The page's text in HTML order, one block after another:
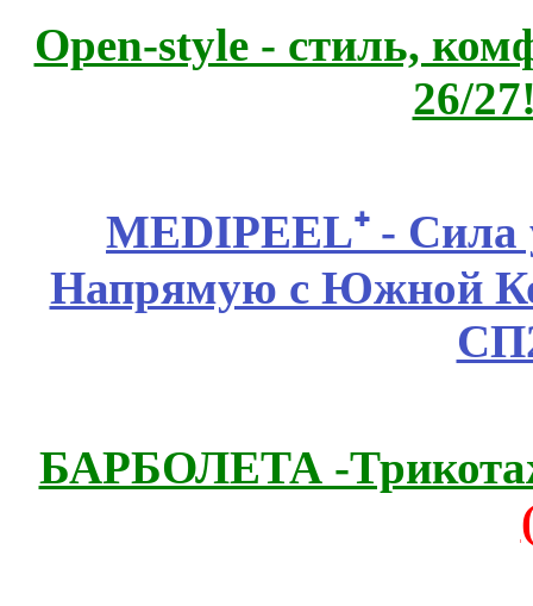
Open-style - стиль,
26/
MEDIPEEL⁺ - Сила
Напрямую с Южной
БАРБОЛЕТА -